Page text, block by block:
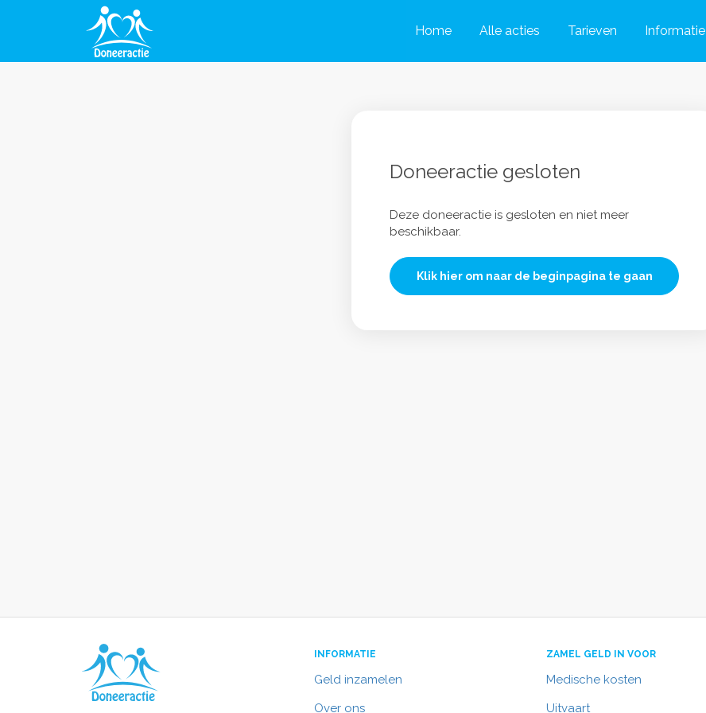
Home Alle acties Tarieven Informatie
Doneeractie gesloten
Deze doneeractie is gesloten en niet meer
beschikbaar.
Klik hier om naar de beginpagina te gaan
INFORMATIE
Geld inzamelen
Over ons
ZAMEL GELD IN VOOR
Medische kosten
Uitvaart